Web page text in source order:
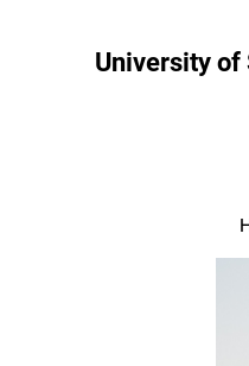
University of